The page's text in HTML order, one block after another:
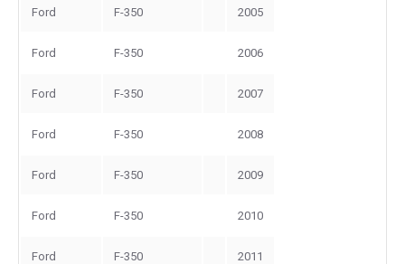
Ford F-350 2005
Ford F-350 2006
Ford F-350 2007
Ford F-350 2008
Ford F-350 2009
Ford F-350 2010
Ford F-350 2011